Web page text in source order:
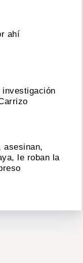
ahí
asesinan,
le roban la